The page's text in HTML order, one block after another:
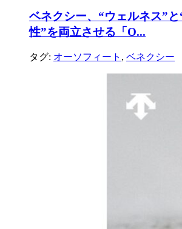
ベネクシー、“ウェルネス”
性”を両立させる「O...
タグ: オーソフィート , ベネクシー